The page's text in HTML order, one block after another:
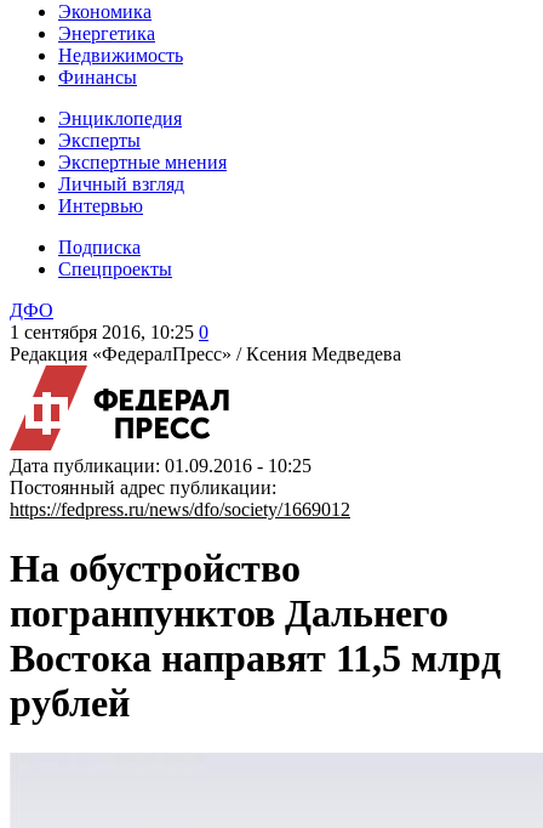
Экономика
Энергетика
Недвижимость
Финансы
Энциклопедия
Эксперты
Экспертные мнения
Личный взгляд
Интервью
Подписка
Спецпроекты
ДФО
1 сентября 2016, 10:25 0
Редакция «ФедералПресс» /Ксения Медведева
Дата публикации: 01.09.2016 - 10:25
Постоянный адрес публикации:
https://fedpress.ru/news/dfo/society/1669012
На обустройство
погранпунктов Дальнего
Востока направят 11,5 млрд
рублей